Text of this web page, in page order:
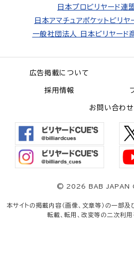
日本プロビリヤード連
日本アマチュアポケットビリヤ
一般社団法人 日本ビリヤード
広告掲載について
採用情報
お問い合わせ
© 2026 BAB JAPAN
本サイトの掲載内容（画像、文章等）の一部及
転載、転用、改変等の二次利